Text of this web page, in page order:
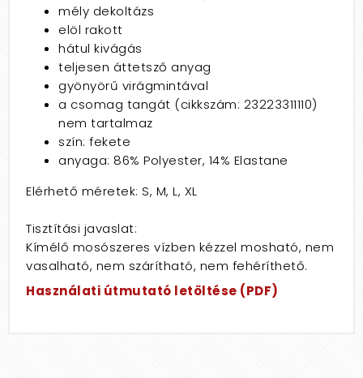
mély dekoltázs
elöl rakott
hátul kivágás
teljesen áttetsző anyag
gyönyörű virágmintával
a csomag tangát (cikkszám: 23223311110)
nem tartalmaz
szín: fekete
anyaga: 86% Polyester, 14% Elastane
Elérhető méretek: S, M, L, XL
Tisztítási javaslat:
Kímélő mosószeres vízben kézzel mosható, nem
vasalható, nem szárítható, nem fehéríthető.
Használati útmutató letöltése (PDF)